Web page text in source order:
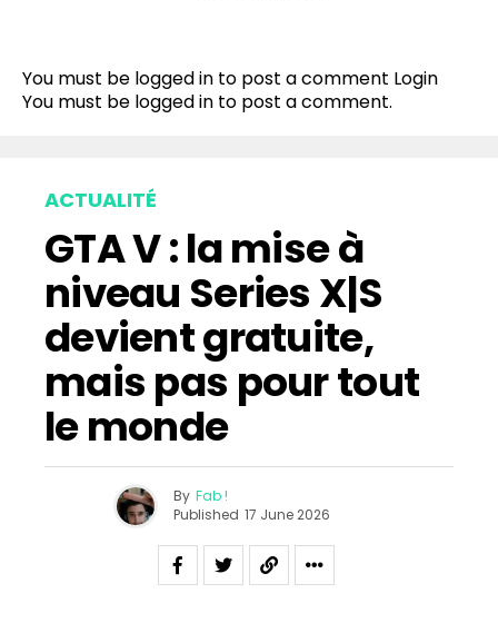
You must be logged in to post a comment Login
You must be logged in to post a comment.
ACTUALITÉ
GTA V : la mise à
niveau Series X|S
devient gratuite,
mais pas pour tout
le monde
By Fab !
Published 17 June 2026